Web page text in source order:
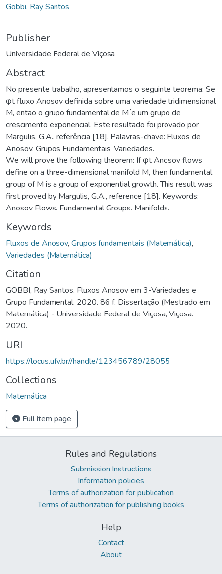
Gobbi, Ray Santos
Publisher
Universidade Federal de Viçosa
Abstract
No presente trabalho, apresentamos o seguinte teorema: Se
φt fluxo Anosov definida sobre uma variedade tridimensional
M, entao o grupo fundamental de M ́e um grupo de
crescimento exponencial. Este resultado foi provado por
Margulis, G.A., referência [18]. Palavras-chave: Fluxos de
Anosov. Grupos Fundamentais. Variedades.
We will prove the following theorem: If φt Anosov flows
define on a three-dimensional manifold M, then fundamental
group of M is a group of exponential growth. This result was
first proved by Margulis, G.A., reference [18]. Keywords:
Anosov Flows. Fundamental Groups. Manifolds.
Keywords
Fluxos de Anosov, Grupos fundamentais (Matemática),
Variedades (Matemática)
Citation
GOBBI, Ray Santos. Fluxos Anosov em 3-Variedades e
Grupo Fundamental. 2020. 86 f. Dissertação (Mestrado em
Matemática) - Universidade Federal de Viçosa, Viçosa.
2020.
URI
https://locus.ufv.br//handle/123456789/28055
Collections
Matemática
Full item page
Rules and Regulations
Submission Instructions
Information policies
Terms of authorization for publication
Terms of authorization for publishing books
Help
Contact
About